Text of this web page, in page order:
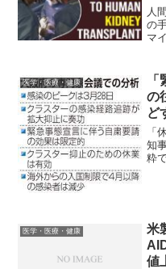
人
の
マ
移
た
医学・医療・健康
の
ど
「
知
粋
医学・医療・健康
米
値